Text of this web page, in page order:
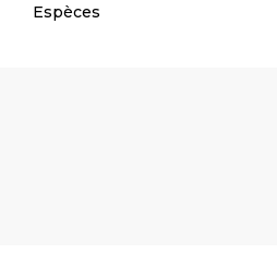
Espèces